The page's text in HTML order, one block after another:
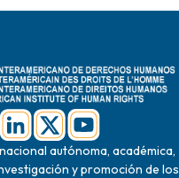
autónoma, académica,
y promoción de los